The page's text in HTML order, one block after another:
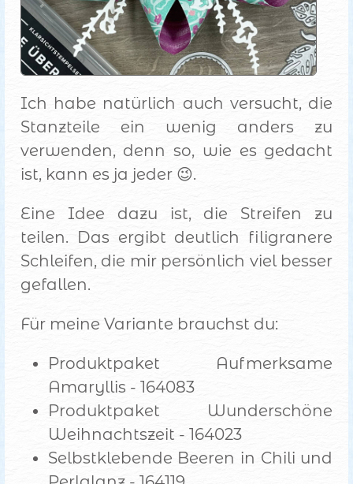
Ich habe natürlich auch versucht, die
Stanzteile ein wenig anders zu
verwenden, denn so, wie es gedacht
ist, kann es ja jeder 😉.
Eine Idee dazu ist, die Streifen zu
teilen. Das ergibt deutlich filigranere
Schleifen, die mir persönlich viel besser
gefallen.
Für meine Variante brauchst du:
Produktpaket Aufmerksame
Amaryllis - 164083
Produktpaket Wunderschöne
Weihnachtszeit - 164023
Selbstklebende Beeren in Chili und